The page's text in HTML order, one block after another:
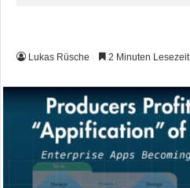
Lukas Rüsche 2 Minuten Lesezeit